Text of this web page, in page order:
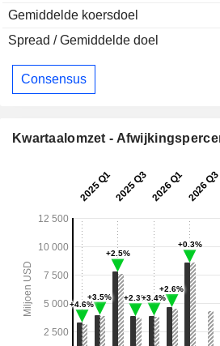
Gemiddelde koersdoel
Spread / Gemiddelde doel
Consensus
Kwartaalomzet -